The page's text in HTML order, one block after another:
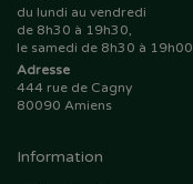
du lundi au vendredi
de 8h30 à 19h30,
le samedi de 8h30 à 19h00
Adresse
444 rue de Cagny
80090 Amiens
Information